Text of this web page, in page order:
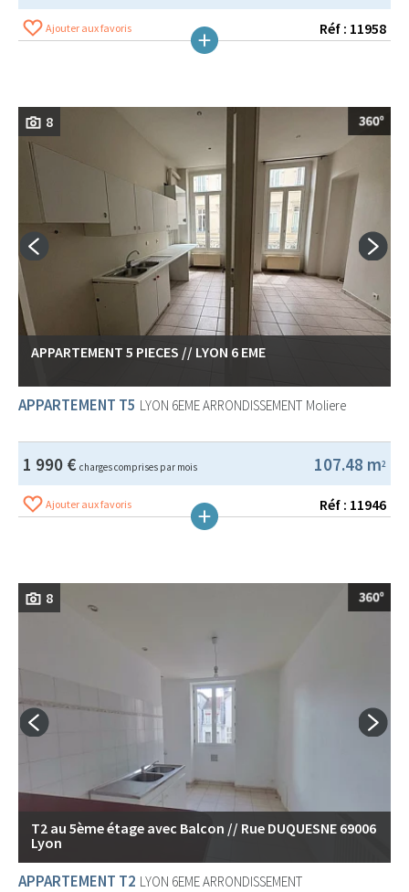
Ajouter aux favoris Réf : 11958
8
APPARTEMENT 5 PIECES // LYON 6 EME
APPARTEMENT T5 LYON 6EME ARRONDISSEMENT Moliere
107.48 m2
1 990 € charges comprises par mois
Ajouter aux favoris Réf : 11946
8
T2 au 5ème étage avec Balcon // Rue DUQUESNE 69006
Lyon
APPARTEMENT T2 LYON 6EME ARRONDISSEMENT